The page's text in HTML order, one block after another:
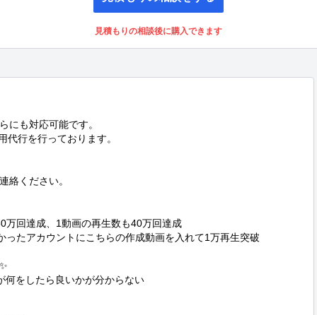
見積もりの相談後に購入できます
にも対応可能です。
代行を行っております。
絡ください。
万回達成、1動画の再生数も40万回達成
ったアカウントにこちらの作成動画を入れて1万再生突破
をしたら良いかが分からない